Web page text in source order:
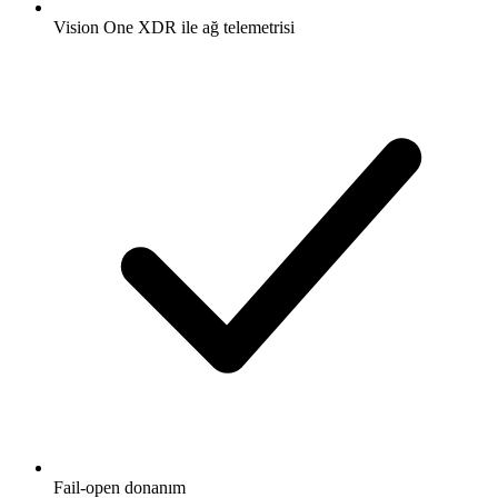
Vision One XDR ile ağ telemetrisi
Fail-open donanım